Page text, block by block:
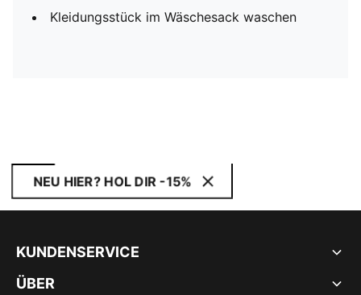
Kleidungsstück im Wäschesack waschen
NEU HIER? HOL DIR -15%
KUNDENSERVICE
ÜBER